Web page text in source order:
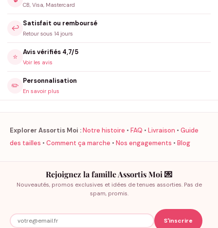
CB, Visa, Mastercard
↩️
Satisfait ou remboursé
Retour sous 14 jours
⭐
Avis vérifiés 4,7/5
Voir les avis
✏️
Personnalisation
En savoir plus
Explorer Assortis Moi :Notre histoire • FAQ • Livraison • Guide
des tailles • Comment ça marche • Nos engagements • Blog
Rejoignez la famille Assortis Moi 💌
Nouveautés, promos exclusives et idées de tenues assorties. Pas de
spam, promis.